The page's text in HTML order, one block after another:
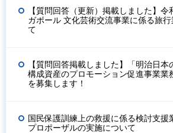
【質問回答（更新）掲載しました】
ガポール 文化芸術交流事業に係る旅
て
【質問回答掲載しました】「明治日
構成資産のプロモーション促進事業業
を募集します！
国民保護訓練上の救援に係る検討支援
プロポーザルの実施について